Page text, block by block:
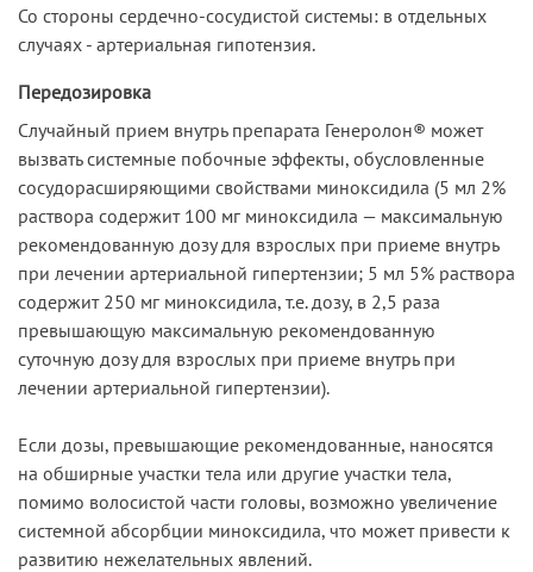
Со стороны сердечно-сосудистой системы: в отдельных
случаях - артериальная гипотензия.
Передозировка
Случайный прием внутрь препарата Генеролон® может
вызвать системные побочные эффекты, обусловленные
сосудорасширяющими свойствами миноксидила (5 мл 2%
раствора содержит 100 мг миноксидила — максимальную
рекомендованную дозу для взрослых при приеме внутрь
при лечении артериальной гипертензии; 5 мл 5% раствора
содержит 250 мг миноксидила, т.е. дозу, в 2,5 раза
превышающую максимальную рекомендованную
суточную дозу для взрослых при приеме внутрь при
лечении артериальной гипертензии).
Если дозы, превышающие рекомендованные, наносятся
на обширные участки тела или другие участки тела,
помимо волосистой части головы, возможно увеличение
системной абсорбции миноксидила, что может привести к
развитию нежелательных явлений.